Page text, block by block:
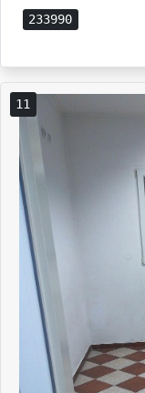
233990
11